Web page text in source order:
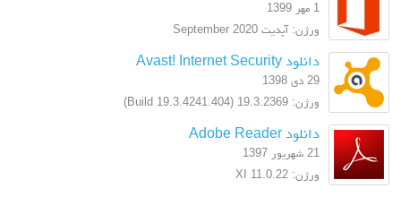
1 مهر 1399
ورژن: آپدیت September 2020
دانلود Avast! Internet Security
29 دی 1398
ورژن: 19.3.2369 (Build 19.3.4241.404)
دانلود Adobe Reader
21 شهریور 1397
ورژن: XI 11.0.22